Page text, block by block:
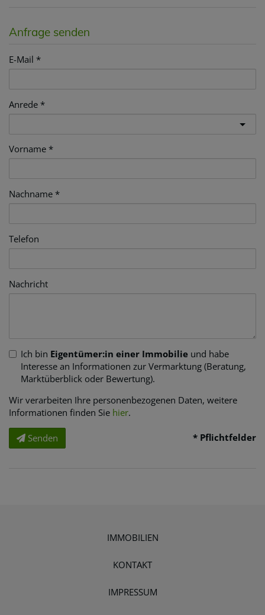
Anfrage senden
E-Mail
Anrede
Vorname
Nachname
Telefon
Nachricht
Ich bin Eigentümer:in einer Immobilie und habe
Interesse an Informationen zur Vermarktung (Beratung,
Marktüberblick oder Bewertung).
Wir verarbeiten Ihre personenbezogenen Daten, weitere
Informationen finden Sie hier.
Senden * Pflichtfelder
IMMOBILIEN
KONTAKT
IMPRESSUM